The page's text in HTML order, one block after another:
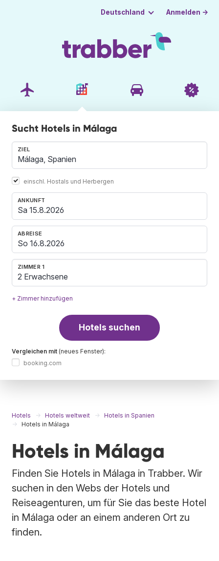
Deutschland Anmelden →
Sucht Hotels in Málaga
ZIEL
einschl. Hostals und Herbergen
ANKUNFT
ABREISE
ZIMMER 1
2 Erwachsene
+ Zimmer hinzufügen
Hotels suchen
Vergleichen mit (neues Fenster):
booking.com
Hotels Hotels weltweit
Hotels in Spanien
Hotels in Málaga
Hotels in Málaga
Finden Sie Hotels in Málaga in Trabber. Wir
suchen in den Webs der Hotels und
Reiseagenturen, um für Sie das beste Hotel
in Málaga oder an einem anderen Ort zu
finden.